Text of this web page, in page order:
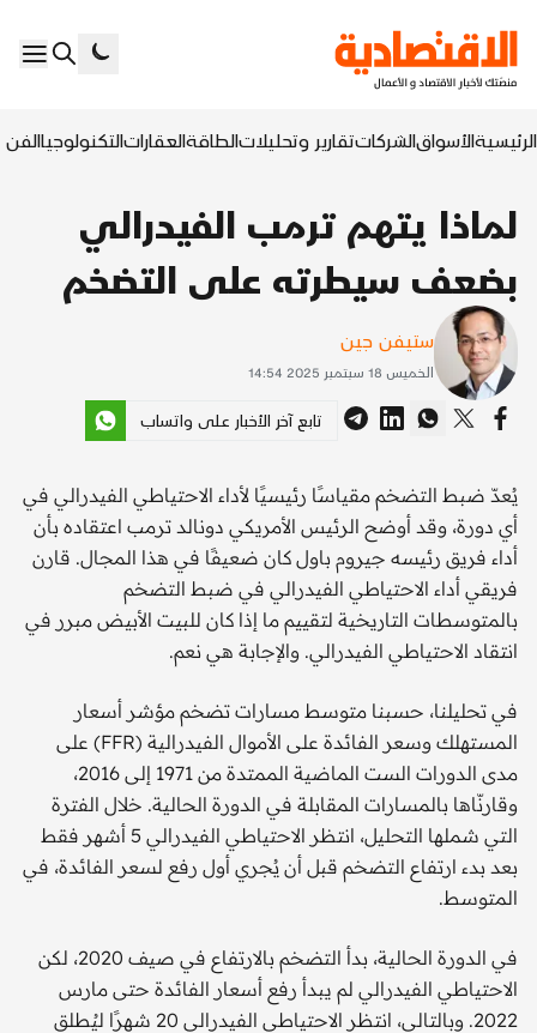
الرئيسيةالأسواقالشركاتتقارير وتحليلاتالطاقةالعقاراتالتكنولوجياالفن
لماذا يتهم ترمب الفيدرالي
بضعف سيطرته على التضخم
ستيفن جين
الخميس 18 سبتمبر 2025 14:54
تابع آخر الأخبار على واتساب
يُعدّ ضبط التضخم مقياسًا رئيسيًا لأداء الاحتياطي الفيدرالي في
أي دورة، وقد أوضح الرئيس الأمريكي دونالد ترمب اعتقاده بأن
أداء فريق رئيسه جيروم باول كان ضعيفًا في هذا المجال. قارن
فريقي أداء الاحتياطي الفيدرالي في ضبط التضخم
بالمتوسطات التاريخية لتقييم ما إذا كان للبيت الأبيض مبرر في
انتقاد الاحتياطي الفيدرالي. والإجابة هي نعم.
في تحليلنا، حسبنا متوسط ​​مسارات تضخم مؤشر أسعار
المستهلك وسعر الفائدة على الأموال الفيدرالية (FFR) على
مدى الدورات الست الماضية الممتدة من 1971 إلى 2016،
وقارنّاها بالمسارات المقابلة في الدورة الحالية. خلال الفترة
التي شملها التحليل، انتظر الاحتياطي الفيدرالي 5 أشهر فقط
بعد بدء ارتفاع التضخم قبل أن يُجري أول رفع لسعر الفائدة، في
المتوسط.
في الدورة الحالية، بدأ التضخم بالارتفاع في صيف 2020، لكن
الاحتياطي الفيدرالي لم يبدأ رفع أسعار الفائدة حتى مارس
2022. وبالتالي، انتظر الاحتياطي الفيدرالي 20 شهرًا ليُطلق